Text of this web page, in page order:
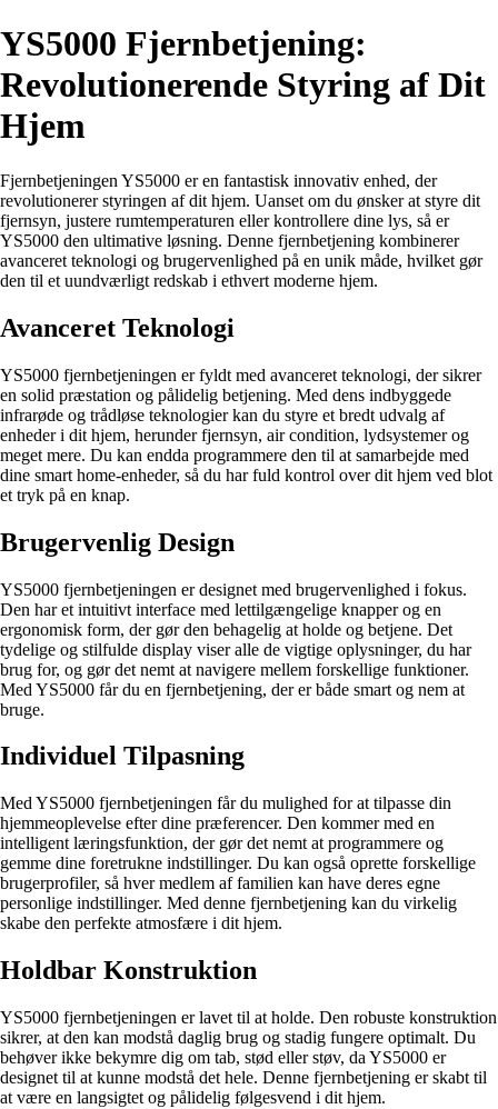
YS5000 Fjernbetjening:
Revolutionerende Styring af Dit
Hjem
Fjernbetjeningen YS5000 er en fantastisk innovativ enhed, der
revolutionerer styringen af dit hjem. Uanset om du ønsker at styre dit
fjernsyn, justere rumtemperaturen eller kontrollere dine lys, så er
YS5000 den ultimative løsning. Denne fjernbetjening kombinerer
avanceret teknologi og brugervenlighed på en unik måde, hvilket gør
den til et uundværligt redskab i ethvert moderne hjem.
Avanceret Teknologi
YS5000 fjernbetjeningen er fyldt med avanceret teknologi, der sikrer
en solid præstation og pålidelig betjening. Med dens indbyggede
infrarøde og trådløse teknologier kan du styre et bredt udvalg af
enheder i dit hjem, herunder fjernsyn, air condition, lydsystemer og
meget mere. Du kan endda programmere den til at samarbejde med
dine smart home-enheder, så du har fuld kontrol over dit hjem ved blot
et tryk på en knap.
Brugervenlig Design
YS5000 fjernbetjeningen er designet med brugervenlighed i fokus.
Den har et intuitivt interface med lettilgængelige knapper og en
ergonomisk form, der gør den behagelig at holde og betjene. Det
tydelige og stilfulde display viser alle de vigtige oplysninger, du har
brug for, og gør det nemt at navigere mellem forskellige funktioner.
Med YS5000 får du en fjernbetjening, der er både smart og nem at
bruge.
Individuel Tilpasning
Med YS5000 fjernbetjeningen får du mulighed for at tilpasse din
hjemmeoplevelse efter dine præferencer. Den kommer med en
intelligent læringsfunktion, der gør det nemt at programmere og
gemme dine foretrukne indstillinger. Du kan også oprette forskellige
brugerprofiler, så hver medlem af familien kan have deres egne
personlige indstillinger. Med denne fjernbetjening kan du virkelig
skabe den perfekte atmosfære i dit hjem.
Holdbar Konstruktion
YS5000 fjernbetjeningen er lavet til at holde. Den robuste konstruktion
sikrer, at den kan modstå daglig brug og stadig fungere optimalt. Du
behøver ikke bekymre dig om tab, stød eller støv, da YS5000 er
designet til at kunne modstå det hele. Denne fjernbetjening er skabt til
at være en langsigtet og pålidelig følgesvend i dit hjem.